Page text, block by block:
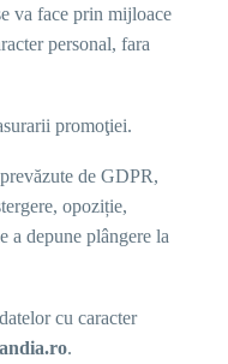
va face prin mijloace
personal, fara
promoţiei.
de GDPR,
opoziție,
a depune plângere la
cu caracter
.